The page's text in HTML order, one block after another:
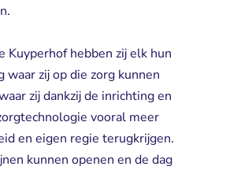
Kuyperhof hebben zij elk hun
waar zij op die zorg kunnen
zij dankzij de inrichting en
vooral meer
en eigen regie terugkrijgen.
kunnen openen en de dag